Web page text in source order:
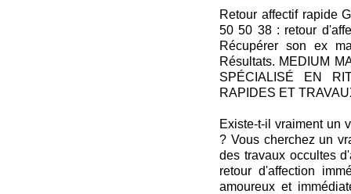
Retour affectif rapide
50 50 38 : retour
Récupérer son ex
Résultats. MEDIUM
SPÉCIALISÉ EN
RAPIDES ET
Existe-t-il vraiment un
? Vous cherchez un
des travaux occultes
retour d'affection
amoureux et